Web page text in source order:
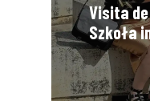
Visita
Szkoła